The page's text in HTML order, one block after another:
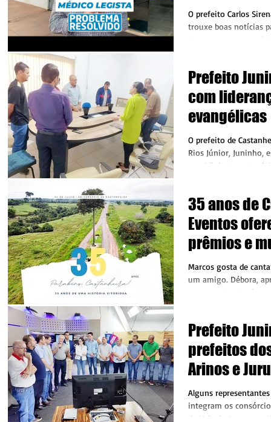
O prefeito Carlos
trouxe boas notícias
Juara nesta quarta-
Prefeito
com
evangélicas
O prefeito de
Rios Júnior, Juninho,
manhã desta sexta-
35 anos de
Eventos
prêmios e
Marcos gosta de
um amigo. Débora,
natureza. Evelyn é
Prefeito
prefeitos
Arinos e
atuação em
Alguns
integram os
do Vale do Juruena